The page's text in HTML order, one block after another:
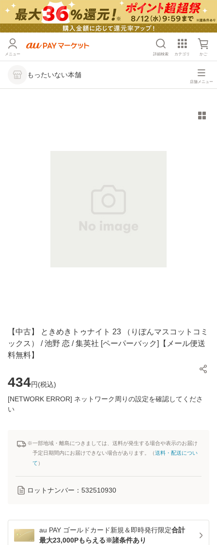
メニュー 詳細検索 カテゴリ かご
もったいない本舗
店舗メニュー
【中古】 ときめきトゥナイト 23 （りぼんマスコットコミ
ックス） / 池野 恋 / 集英社 [ペーパーバック]【メール便送
料無料】
434円(税込)
[NETWORK ERROR] ネットワーク周りの設定を確認してくださ
い
※一部地域・離島につきましては、送料が発生する場合や表示のお届け
予定日期間内にお届けできない場合があります。（送料・配送につい
て ）
ロットナンバー： 532510930
au PAY ゴールドカード新規＆即時発行限定合計
最大23,000Pもらえる※諸条件あり